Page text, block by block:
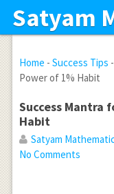
Satyam
Home - Success Tips -
Power of 1% Habit
Success Mantra
Habit
Satyam
No Comments